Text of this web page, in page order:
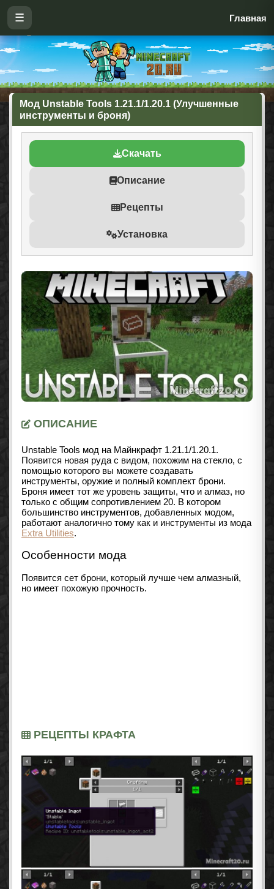
☰ Главная
Мод Unstable Tools 1.21.1/1.20.1 (Улучшенные
инструменты и броня)
Скачать
Описание
Рецепты
Установка
ОПИСАНИЕ
Unstable Tools мод на Майнкрафт 1.21.1/1.20.1.
Появится новая руда с видом, похожим на стекло, с
помощью которого вы можете создавать
инструменты, оружие и полный комплект брони.
Броня имеет тот же уровень защиты, что и алмаз, но
только с общим сопротивлением 20. В котором
большинство инструментов, добавленных модом,
работают аналогично тому как и инструменты из мода
Extra Utilities.
Особенности мода
Появится сет брони, который лучше чем алмазный,
но имеет похожую прочность.
РЕЦЕПТЫ КРАФТА